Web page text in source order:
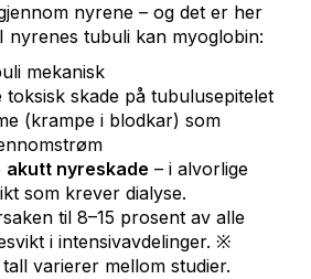
nyrene – og det er her
nyrenes tubuli kan myoglobin:
mekanisk
toksisk skade på tubulusepitelet
(krampe i blodkar) som
akutt nyreskade – i alvorlige
som krever dialyse.
til 8–15 prosent av alle
i intensivavdelinger. ※
varierer mellom studier.